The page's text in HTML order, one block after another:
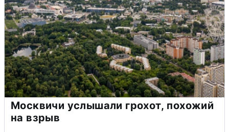
Москвичи услышали грохот, похожий
на взрыв